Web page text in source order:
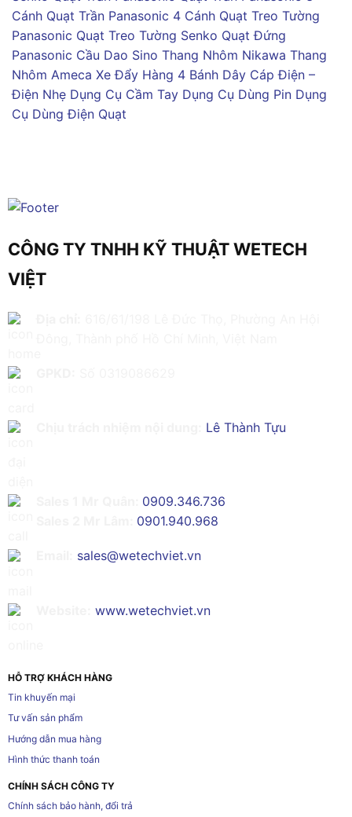
Cánh Quạt Trần Panasonic 4 Cánh Quạt Treo Tường
Panasonic Quạt Treo Tường Senko Quạt Đứng
Panasonic Cầu Dao Sino Thang Nhôm Nikawa Thang
Nhôm Ameca Xe Đẩy Hàng 4 Bánh Dây Cáp Điện –
Điện Nhẹ Dụng Cụ Cầm Tay Dụng Cụ Dùng Pin Dụng
Cụ Dùng Điện Quạt
CÔNG TY TNHH KỸ THUẬT WETECH
VIỆT
Lê Thành Tựu
0909.346.736
0901.940.968
sales@wetechviet.vn
www.wetechviet.vn
HỖ TRỢ KHÁCH HÀNG
Tin khuyến mại
Tư vấn sản phẩm
Hướng dẫn mua hàng
Hình thức thanh toán
CHÍNH SÁCH CÔNG TY
Chính sách bảo hành, đổi trả